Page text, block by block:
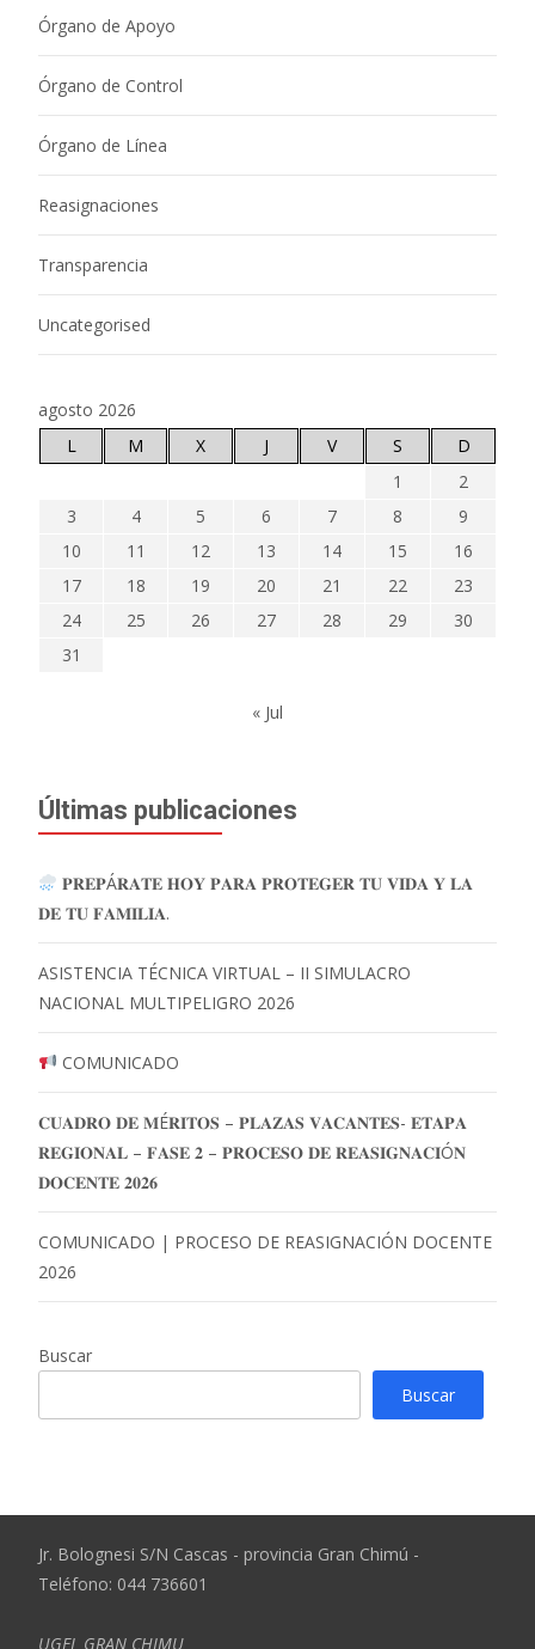
Órgano de Apoyo
Órgano de Control
Órgano de Línea
Reasignaciones
Transparencia
Uncategorised
agosto 2026
L
M X J V S
D
1
2
3
4 5 6 7 8
9
10
11 12 13 14 15
16
17
18 19 20 21 22
23
24
25 26 27 28 29
30
31
« Jul
Últimas publicaciones
𝐏𝐑𝐄𝐏Á𝐑𝐀𝐓𝐄 𝐇𝐎𝐘 𝐏𝐀𝐑𝐀 𝐏𝐑𝐎𝐓𝐄𝐆𝐄𝐑 𝐓𝐔 𝐕𝐈𝐃𝐀 𝐘 𝐋𝐀
𝐃𝐄 𝐓𝐔 𝐅𝐀𝐌𝐈𝐋𝐈𝐀.
ASISTENCIA TÉCNICA VIRTUAL – II SIMULACRO
NACIONAL MULTIPELIGRO 2026
COMUNICADO
𝐂𝐔𝐀𝐃𝐑𝐎 𝐃𝐄 𝐌É𝐑𝐈𝐓𝐎𝐒 – 𝐏𝐋𝐀𝐙𝐀𝐒 𝐕𝐀𝐂𝐀𝐍𝐓𝐄𝐒- 𝐄𝐓𝐀𝐏𝐀
𝐑𝐄𝐆𝐈𝐎𝐍𝐀𝐋 – 𝐅𝐀𝐒𝐄 𝟐 – 𝐏𝐑𝐎𝐂𝐄𝐒𝐎 𝐃𝐄 𝐑𝐄𝐀𝐒𝐈𝐆𝐍𝐀𝐂𝐈Ó𝐍
𝐃𝐎𝐂𝐄𝐍𝐓𝐄 𝟐𝟎𝟐𝟔
COMUNICADO | PROCESO DE REASIGNACIÓN DOCENTE
2026
Buscar
Buscar
Jr. Bolognesi S/N Cascas - provincia Gran Chimú -
Teléfono: 044 736601
UGEL GRAN CHIMU